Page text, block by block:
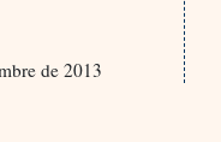
de 2013